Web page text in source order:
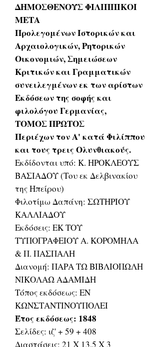
ΔΗΜΟΣΘΕΝΟΥΣ ΦΙΛΙΠΠΙΚΟΙ
ΜΕΤΑ
Προλεγομένων Ιστορικών και
Αρχαιολογικών, Ρητορικών
Οικονομιών, Σημειώσεων
Κριτικών και Γραμματικών
συνειλεγμένων εκ των αρίστων
Εκδόσεων της σοφής και
φιλολόγου Γερμανίας,
ΤΟΜΟΣ ΠΡΩΤΟΣ
Περιέχων τον Α' κατά Φιλίππου
και τους τρεις Ολυνθιακούς.
Εκδίδονται υπό: Κ. ΗΡΟΚΛΕΟΥΣ
ΒΑΣΙΑΔΟΥ (Του εκ Δελβινακίου
της Ηπείρου)
Φιλοτίμω Δαπάνη: ΣΩΤΗΡΙΟΥ
ΚΑΛΛΙΑΔΟΥ
Εκδόσεις: ΕΚ ΤΟΥ
ΤΥΠΟΓΡΑΦΕΙΟΥ Α. ΚΟΡΟΜΗΛΑ
& Π. ΠΑΣΠΑΛΗ
Διανομή: ΠΑΡΑ ΤΩ ΒΙΒΛΙΟΠΩΛΗ
ΝΙΚΟΛΑΩ ΑΔΑΜΙΔΗ
Τόπος εκδόσεως: ΕΝ
ΚΩΝΣΤΑΝΤΙΝΟΥΠΟΛΕΙ
Έτος εκδόσεως: 1848
Σελίδες: ιζ' + 59 + 408
Διαστάσεις: 21 Χ 13,5 Χ 3